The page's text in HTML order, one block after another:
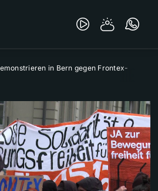
in Bern gegen Frontex-